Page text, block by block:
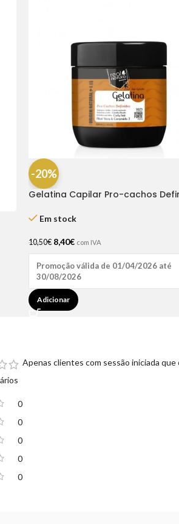
-20%
Gelatina Capilar Pro-cachos
Em stock
10,50€ 8,40€ com IVA
Promoção válida de 01/04/2026 até
30/08/2026
Adicionar
0
0
0
0
0
Apenas clientes com sessão iniciada